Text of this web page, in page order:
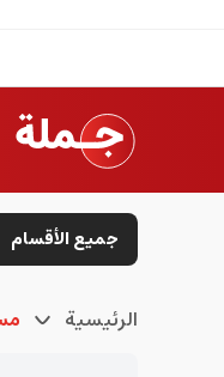
جميع الأقسام
الرئيسية